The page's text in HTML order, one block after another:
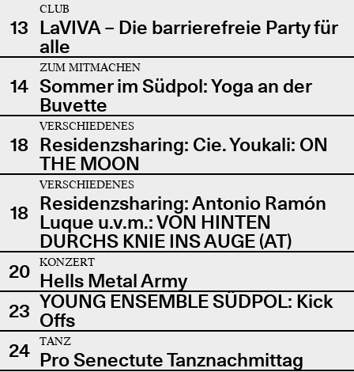
13
CLUB
LaVIVA – Die barrierefreie Party für
alle
14
ZUM MITMACHEN
Sommer im Südpol: Yoga an der
Buvette
18
VERSCHIEDENES
Residenzsharing: Cie. Youkali: ON
THE MOON
18
VERSCHIEDENES
Residenzsharing: Antonio Ramón
Luque u.v.m.: VON HINTEN
DURCHS KNIE INS AUGE (AT)
20
KONZERT
Hells Metal Army
23 YOUNG ENSEMBLE SÜDPOL: Kick
Offs
24
TANZ
Pro Senectute Tanznachmittag